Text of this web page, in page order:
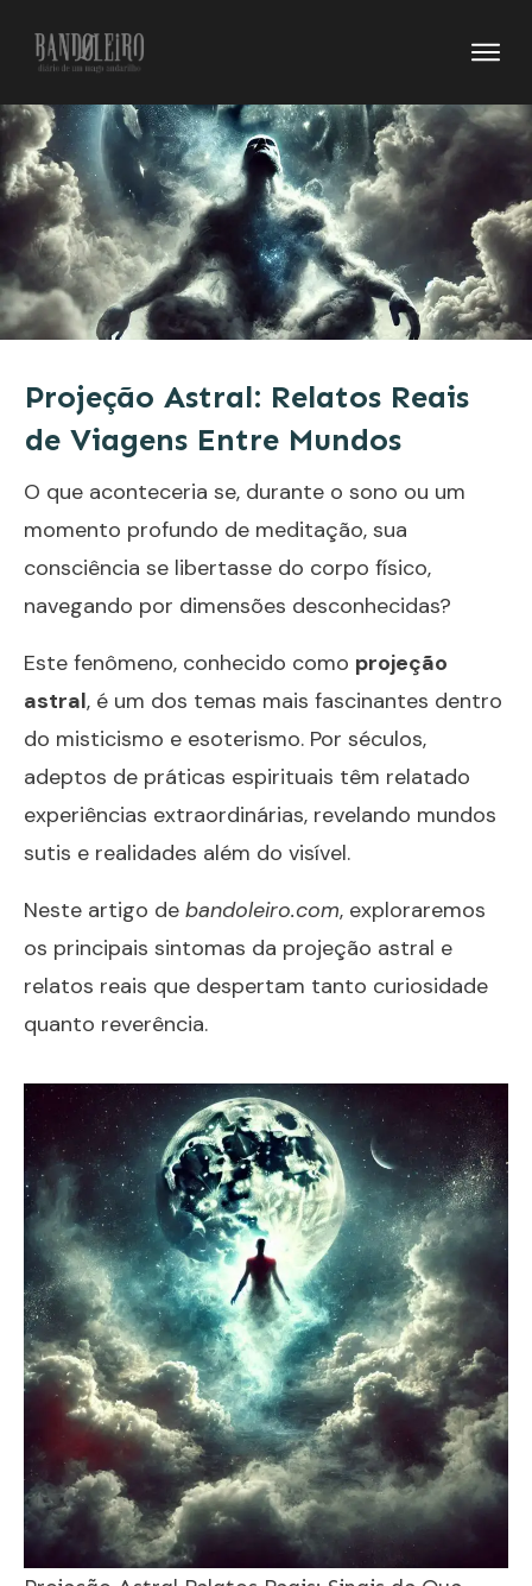
Projeção Astral: Relatos Reais
de Viagens Entre Mundos
O que aconteceria se, durante o sono ou um
momento profundo de meditação, sua
consciência se libertasse do corpo físico,
navegando por dimensões desconhecidas?
Este fenômeno, conhecido como projeção
astral, é um dos temas mais fascinantes dentro
do misticismo e esoterismo. Por séculos,
adeptos de práticas espirituais têm relatado
experiências extraordinárias, revelando mundos
sutis e realidades além do visível.
Neste artigo de bandoleiro.com, exploraremos
os principais sintomas da projeção astral e
relatos reais que despertam tanto curiosidade
quanto reverência.